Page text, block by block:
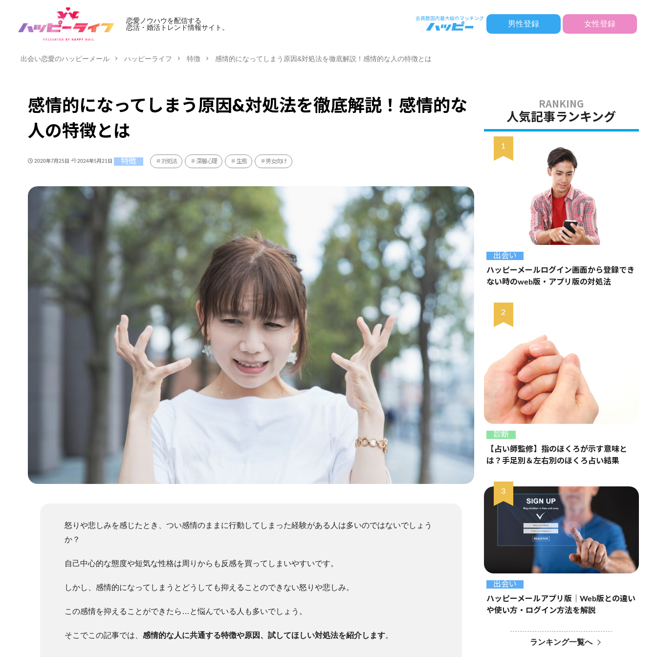
恋愛ノウハウを配信する
恋活・婚活トレンド情報サイト。
男性登録 女性登録
出会い恋愛のハッピーメール ハッピーライフ 特徴 感情的になってしまう原因&対処法を徹底解説！感情的な人の特徴とは
感情的になってしまう原因&対処法を徹底解説！感情的な
人の特徴とは
2020年7月25日 2024年5月21日 特徴 対処法 深層心理 生態 男女向け
怒りや悲しみを感じたとき、つい感情のままに行動してしまった経験がある人は多いのではないでしょう
か？
自己中心的な態度や短気な性格は周りからも反感を買ってしまいやすいです。
しかし、感情的になってしまうとどうしても抑えることのできない怒りや悲しみ。
この感情を抑えることができたら…と悩んでいる人も多いでしょう。
そこでこの記事では、 感情的な人に共通する特徴や原因、試してほしい対処法を紹介します。
人気記事ランキング
出会い
ハッピーメールログイン画面から登録でき
ない時のweb版・アプリ版の対処法
診断
【占い師監修】指のほくろが示す意味と
は？手足別＆左右別のほくろ占い結果
出会い
ハッピーメールアプリ版｜Web版との違い
や使い方・ログイン方法を解説
ランキング一覧へ